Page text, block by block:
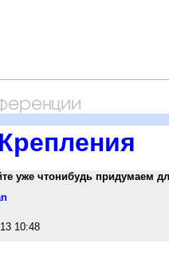
Крепления
уже чтонибудь придумаем
10:48